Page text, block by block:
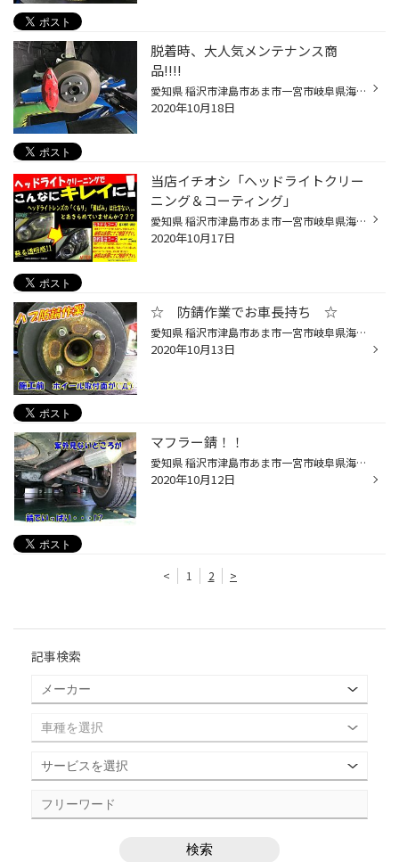
脱着時、大人気メンテナンス商
品!!!!
愛知県 稲沢市津島市あま市一宮市岐阜県海津市その他近隣のみなさま こんにちは(∵) エンジン オイル交換 も出来る お店愛知県稲沢市福島町の タイヤ館稲沢です。 パンク 補償 サービス も始めました。 【祝】スマホ決済が導入されました！ d払い、ペイペイ活用できますので 是非ご利用ください＾＾ ...
2020年10月18日
当店イチオシ「ヘッドライトクリー
ニング＆コーティング」
愛知県 稲沢市津島市あま市一宮市岐阜県海津市 その他近隣のみなさまこんにちは(∵) エンジン オイル交換 も出来る お店 愛知県稲沢市福島町のタイヤ館稲沢です。 パンク 補償 サービス も始めました。 【祝】スマホ決済が導入されました！ d払い、ペイペイ活用できますので是非ご利用ください＾＾ ...
2020年10月17日
☆ 防錆作業でお車長持ち ☆
愛知県 稲沢市津島市あま市一宮市岐阜県海津市 その他近隣のみなさまこんにちは(∵) エンジン オイル交換 も出来る お店 愛知県稲沢市福島町のタイヤ館稲沢です。 パンク 補償 サービス も始めました。 【祝】スマホ決済が導入されました！ d払い、ペイペイ活用できますので是非ご利用ください＾＾ ...
2020年10月13日
マフラー錆！！
愛知県 稲沢市津島市あま市一宮市岐阜県海津市その他近隣のみなさま こんにちは(∵)エンジン オイル交換 も出来る お店愛知県稲沢市福島町のタイヤ館稲沢です。 パンク 補償 サービス も始めました。 【祝】スマホ決済が導入されました！ d払い、ペイペイ活用できますので是非ご利用ください＾＾ 新...
2020年10月12日
< 1 2 >
記事検索